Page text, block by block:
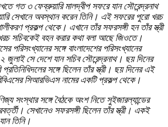
গত ৩ ফেব্রুয়ারি মালদ্বীপ সফরে যান সৌরেন্দ্রনাথ
সেখানে অবস্থান করেন তিনি। এই সফরের পুরো খরচ
প্রকল্প থেকে। এখানে তাঁর সফরসঙ্গী হন তাঁর স্ত্রী
খরচ সচিবকেই বহন করার কথা বলা আছে জিওতে।
পরিসংখ্যানের সঙ্গে বাংলাদেশের পরিসংখ্যানের
জুলাই সে দেশে যান সচিব সৌরেন্দ্রনাথ। ছয় দিনের
সঙ্গে ছিলেন তাঁর স্ত্রী। ছয় দিনের এই
সিআরভিএস নামের একটি প্রকল্প থেকে।
সংস্থার সঙ্গে বৈঠকে অংশ নিতে সুইজারল্যান্ডের
সেখানেও সফরসঙ্গী ছিলেন তাঁর স্ত্রী। একই
তিনি।